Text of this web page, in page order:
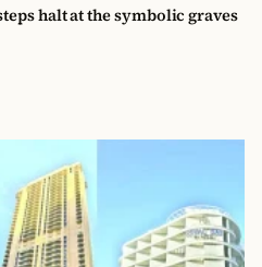
halt at the symbolic graves